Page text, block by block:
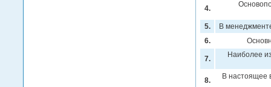
4.
5.
В
6.
7. Наиболее
8. В настоящее